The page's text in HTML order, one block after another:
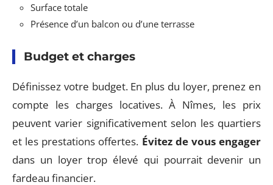
Surface totale
Présence d’un balcon ou d’une terrasse
Budget et charges
Définissez votre budget. En plus du loyer, prenez en
compte les charges locatives. À Nîmes, les prix
peuvent varier significativement selon les quartiers
et les prestations offertes. Évitez de vous engager
dans un loyer trop élevé qui pourrait devenir un
fardeau financier.